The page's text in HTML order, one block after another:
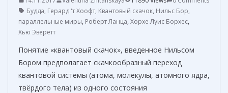
Будда, Герард 'т Хоофт, Квантовый скачок, Нильс Бор,
параллельные миры, Роберт Ланца, Хорхе Луис Борхес,
Хью Эверетт
Понятие «квантовый скачок», введенное Нильсом
Бором предполагает скачкообразный переход
квантовой системы (атома, молекулы, атомного ядра,
твёрдого тела) из одного состояния